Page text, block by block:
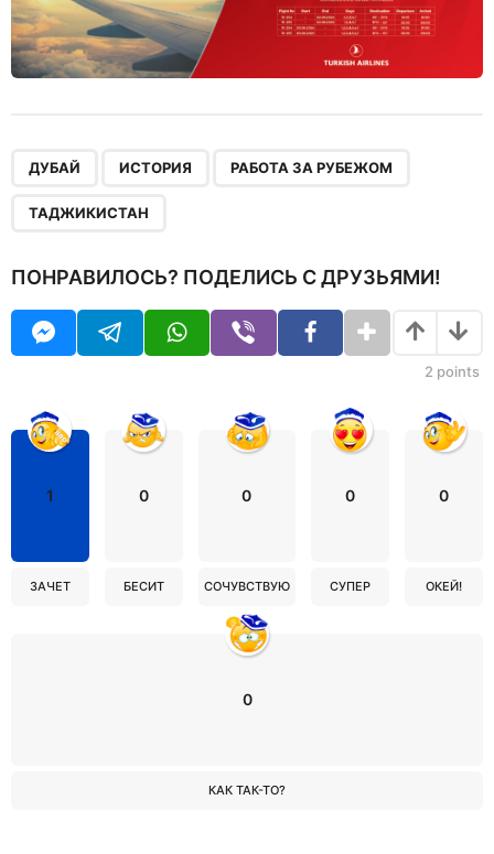
ДУБАЙ ИСТОРИЯ РАБОТА ЗА РУБЕЖОМ
ТАДЖИКИСТАН
ПОНРАВИЛОСЬ? ПОДЕЛИСЬ С ДРУЗЬЯМИ!
2 points
1
ЗАЧЕТ
0
БЕСИТ
0
СОЧУВСТВУЮ
0
СУПЕР
0
ОКЕЙ!
0
КАК ТАК-ТО?